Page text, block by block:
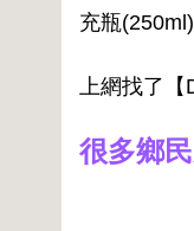
充瓶(250ml)
上網找了【
很多鄉